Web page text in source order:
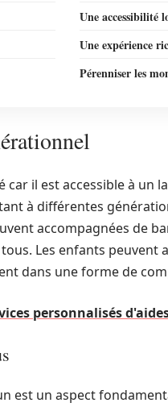
Une accessibilité
Une expérience
Pérenniser les
il est accessible à un
à différentes
accompagnées de
Les enfants peuvent
dans une forme de
personnalisés
est un aspect